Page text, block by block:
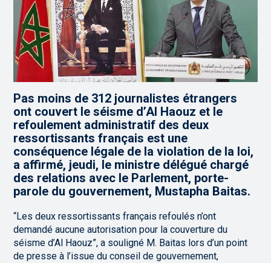
Pas moins de 312 journalistes étrangers
ont couvert le séisme d’Al Haouz et le
refoulement administratif des deux
ressortissants français est une
conséquence légale de la violation de la loi,
a affirmé, jeudi, le ministre délégué chargé
des relations avec le Parlement, porte-
parole du gouvernement, Mustapha Baitas.
“Les deux ressortissants français refoulés n’ont
demandé aucune autorisation pour la couverture du
séisme d’Al Haouz”, a souligné M. Baitas lors d’un point
de presse à l’issue du conseil de gouvernement,